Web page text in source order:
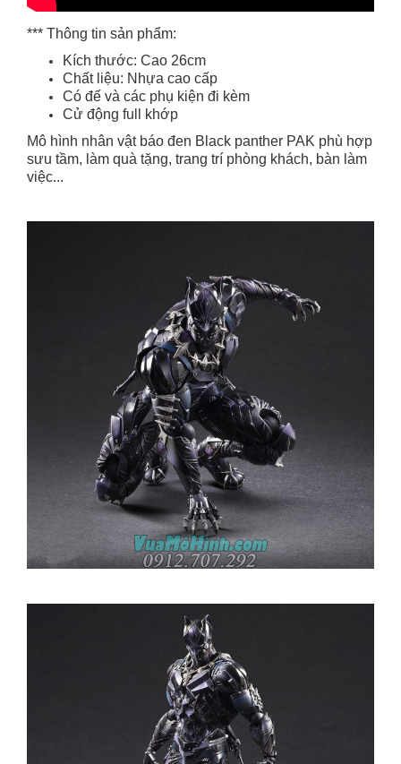
*** Thông tin sản phẩm:
Kích thước: Cao 26cm
Chất liệu: Nhựa cao cấp
Có đế và các phụ kiện đi kèm
Cử động full khớp
Mô hình nhân vật báo đen Black panther PAK phù hợp
sưu tầm, làm quà tặng, trang trí phòng khách, bàn làm
việc...